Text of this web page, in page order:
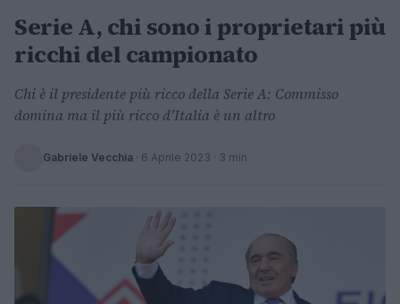
Serie A, chi sono i proprietari più
ricchi del campionato
Chi è il presidente più ricco della Serie A: Commisso
domina ma il più ricco d'Italia è un altro
Gabriele Vecchia · 6 Aprile 2023 · 3 min